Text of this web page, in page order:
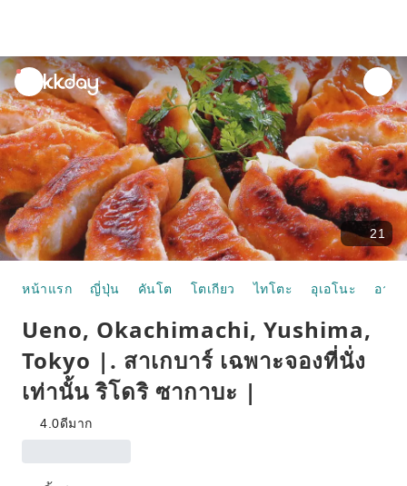
unread
notifications
21
หน้าแรก ญี่ปุ่น คันโต โตเกียว ไทโตะ อุเอโนะ อาห
Ueno, Okachimachi, Yushima,
Tokyo |. สาเกบาร์ เฉพาะจองที่นั่ง
เท่านั้น ริโดริ ซากาบะ |
4.0ดีมาก